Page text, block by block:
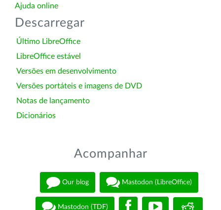
Ajuda online
Descarregar
Último LibreOffice
LibreOffice estável
Versões em desenvolvimento
Versões portáteis e imagens de DVD
Notas de lançamento
Dicionários
Acompanhar
Our blog Mastodon (LibreOffice)
Mastodon (TDF)